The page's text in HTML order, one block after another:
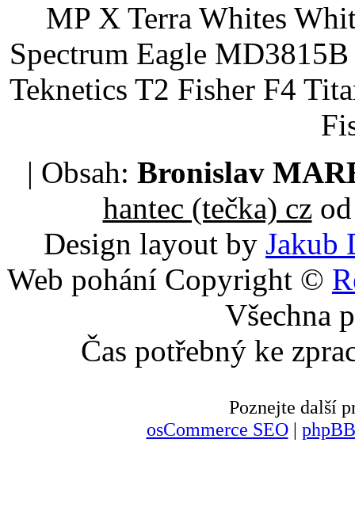
MP X Terra Whites
Spectrum Eagle
Teknetics T2 Fisher F4
| Obsah: Bronislav
hantec (tečka) czod
Design layout by Jakub
Web pohání Copyright ©
Všechna
Čas potřebný ke
Poznejte další
osCommerce SEO|